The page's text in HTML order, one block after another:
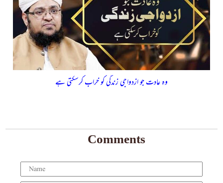
وہ عادت جو ازدواجی زندگی کو خراب کرسکتی ہے
Comments